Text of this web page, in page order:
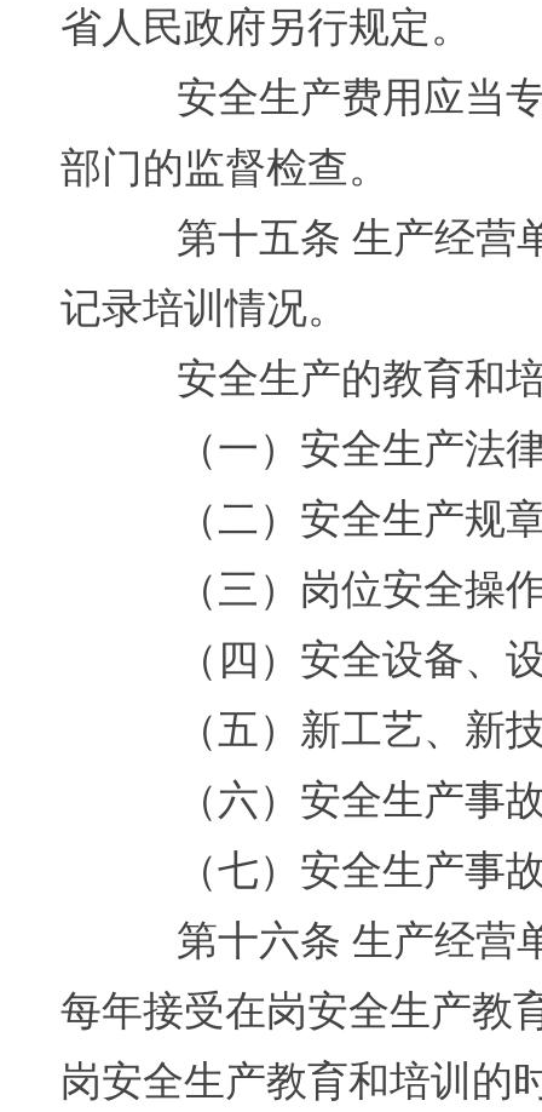
省人民政府另行规定。
安全生产费用应当专
部门的监督检查。
第十五条 生产经营单
记录培训情况。
安全生产的教育和培
（一）安全生产法律
（二）安全生产规章
（三）岗位安全操
（四）安全设备、设
（五）新工艺、新技
（六）安全生产事故
（七）安全生产事故
第十六条 生产经营单
每年接受在岗安全生产教
岗安全生产教育和培训的